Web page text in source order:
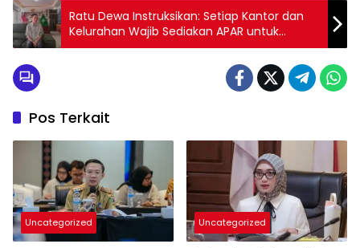
Ratu Dewa Instruksikan: Setiap Kantor dan
Kelurahan Wajib Sediakan APAR untuk
Keselamatan
Pos Terkait
Uncategorized Uncategorized